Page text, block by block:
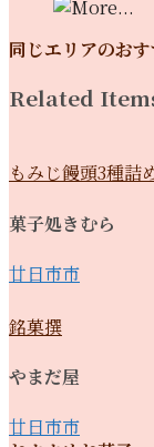
同じエリアのお
Related
もみじ饅頭3種詰
菓子処きむら
廿日市市
銘菓撰
やまだ屋
廿日市市